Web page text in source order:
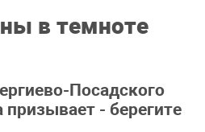
в темноте
Посадского
призывает - берегите